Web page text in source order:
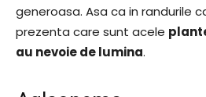
generoasa. Asa ca in randurile
prezenta care sunt acele
au nevoie de lumina.